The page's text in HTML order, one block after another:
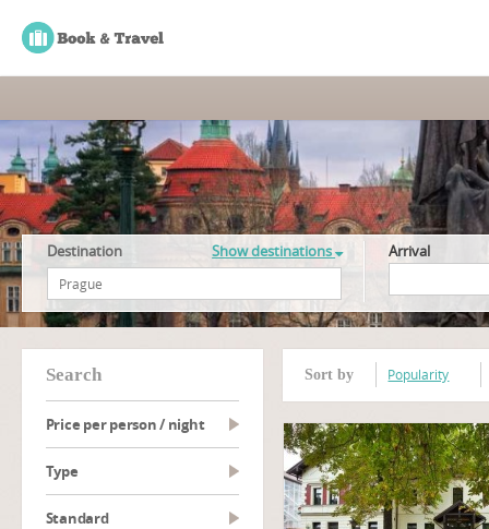
Destination Show destinations Arrival
search
Price per person / night
type
Standard
Sort by Popularity